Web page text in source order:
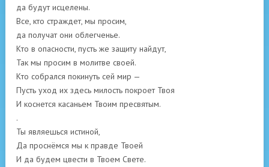
да будут исцелены.
Все, кто страждет, мы просим,
да получат они облегченье.
Кто в опасности, пусть же защиту найдут,
Так мы просим в молитве своей.
Кто собрался покинуть сей мир —
Пусть уход их здесь милость покроет Твоя
И коснется касаньем Твоим пресвятым.
.
Ты являешься истиной,
Да проснёмся мы к правде Твоей
И да будем цвести в Твоем Свете.